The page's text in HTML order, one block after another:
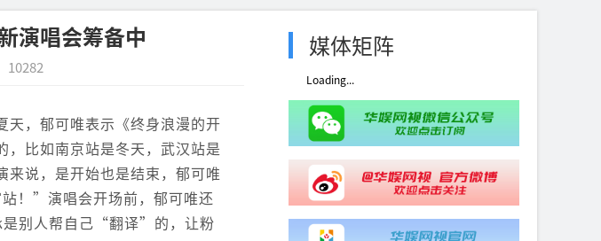
演唱会筹备中
10282
天，郁可唯表示《终身浪漫的开
比如南京站是冬天，武汉站是
来说，是开始也是结束，郁可唯
！”演唱会开场前，郁可唯还
别人帮自己“翻译”的，让粉
媒体矩阵
Loading...